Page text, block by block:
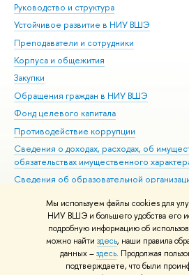
Мы используем файлы cookies для
НИУ ВШЭ и большего удобства его
подробную информацию об
можно найти здесь, наши правила
данных –здесь. Продолжая
подтверждаете, что были
Руководство и структура
Устойчивое развитие в НИУ ВШЭ
Преподаватели и сотрудники
Корпуса и общежития
Закупки
Обращения граждан в НИУ ВШЭ
Фонд целевого капитала
Противодействие коррупции
Сведения о доходах, расходах, об
обязательствах имущественного
Сведения об образовательной
Людям с ограниченными возможностями
Единая платежная страница
Работа в Вышке